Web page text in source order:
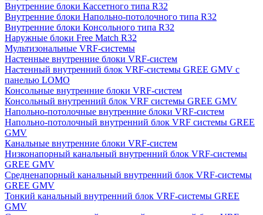
Внутренние блоки Кассетного типа R32
Внутренние блоки Напольно-потолочного типа R32
Внутренние блоки Консольного типа R32
Наружные блоки Free Match R32
Мультизональные VRF-системы
Настенные внутренние блоки VRF-систем
Настенный внутренний блок VRF-системы GREE GMV с
панелью LOMO
Консольные внутренние блоки VRF-систем
Консольный внутренний блок VRF системы GREE GMV
Напольно-потолочные внутренние блоки VRF-систем
Напольно-потолочный внутренний блок VRF системы GREE
GMV
Канальные внутренние блоки VRF-систем
Низконапорный канальный внутренний блок VRF-системы
GREE GMV
Средненапорный канальный внутренний блок VRF-системы
GREE GMV
Тонкий канальный внутренний блок VRF-системы GREE
GMV